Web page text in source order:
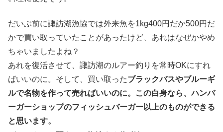
だいぶ前に諏訪湖漁協では外来魚を1kg400円だか500円だ
かで買い取っていたことがあったけど、あれはなぜかやめ
ちゃいましたよね？
あれを復活させて、諏訪湖のルアー釣りを常時OKにすれ
ばいいのに。そして、買い取ったブラックバスやブルーギ
ルで名物を作って売ればいいのに。この白身なら、ハンバ
ーガーショップのフィッシュバーガー以上のものができる
と思います。